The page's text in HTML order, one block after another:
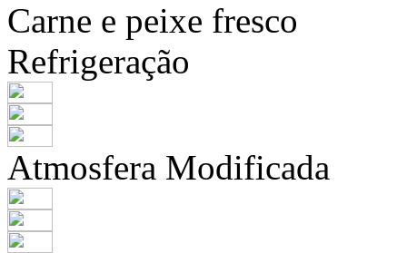
Carne e peixe fresco
Refrigeração
Atmosfera Modificada